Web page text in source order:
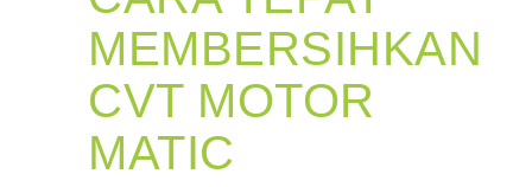
MEMBERSIHKAN
CVT MOTOR
MATIC